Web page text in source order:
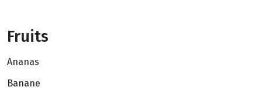
Fruits
Ananas
Banane